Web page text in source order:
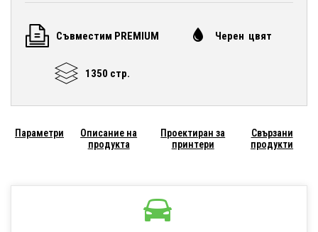
Съвместим PREMIUM Черен цвят
1350 стр.
Параметри
Описание на
продукта
Проектиран за
принтери
Свързани
продукти